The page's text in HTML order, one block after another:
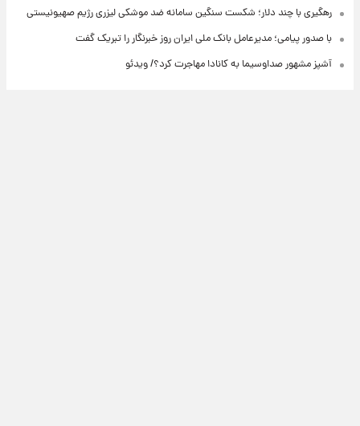
رهگیری با چند دلار؛ شکست سنگین سامانه ضد موشکی لیزری رژیم صهیونیستی
با صدور پیامی؛ مدیرعامل بانک ملی ایران روز خبرنگار را تبریک گفت
آشپز مشهور صداوسیما به کانادا مهاجرت کرد؟/ ویدئو